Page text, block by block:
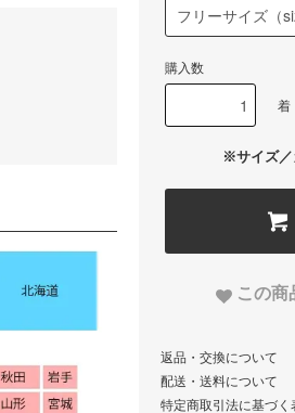
購入数
着
※サイズ
この
返品・交換について
配送・送料について
特定商取引法に基づく